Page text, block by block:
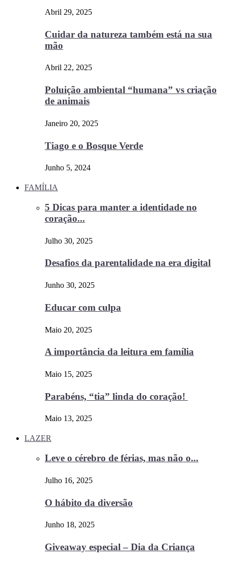
Abril 29, 2025
Cuidar da natureza também está na sua
mão
Abril 22, 2025
Poluição ambiental “humana” vs criação
de animais
Janeiro 20, 2025
Tiago e o Bosque Verde
Junho 5, 2024
FAMÍLIA
5 Dicas para manter a identidade no
coração...
Julho 30, 2025
Desafios da parentalidade na era digital
Junho 30, 2025
Educar com culpa
Maio 20, 2025
A importância da leitura em família
Maio 15, 2025
Parabéns, “tia” linda do coração!
Maio 13, 2025
LAZER
Leve o cérebro de férias, mas não o...
Julho 16, 2025
O hábito da diversão
Junho 18, 2025
Giveaway especial – Dia da Criança